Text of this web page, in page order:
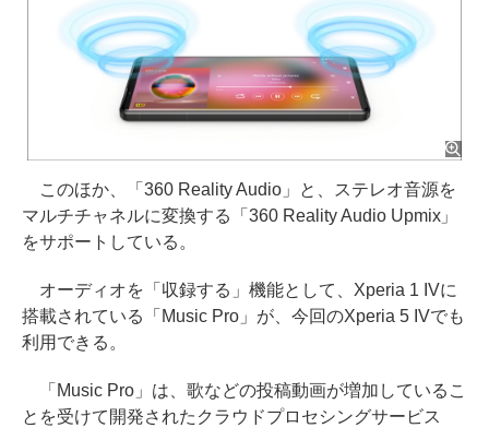
このほか、「360 Reality Audio」と、ステレオ音源を
マルチチャネルに変換する「360 Reality Audio Upmix」
をサポートしている。
オーディオを「収録する」機能として、Xperia 1 IVに
搭載されている「Music Pro」が、今回のXperia 5 IVでも
利用できる。
「Music Pro」は、歌などの投稿動画が増加しているこ
とを受けて開発されたクラウドプロセシングサービス